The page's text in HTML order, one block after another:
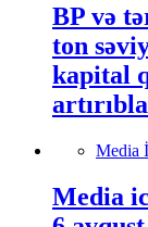
BP və
ton
kapital
Media
Media